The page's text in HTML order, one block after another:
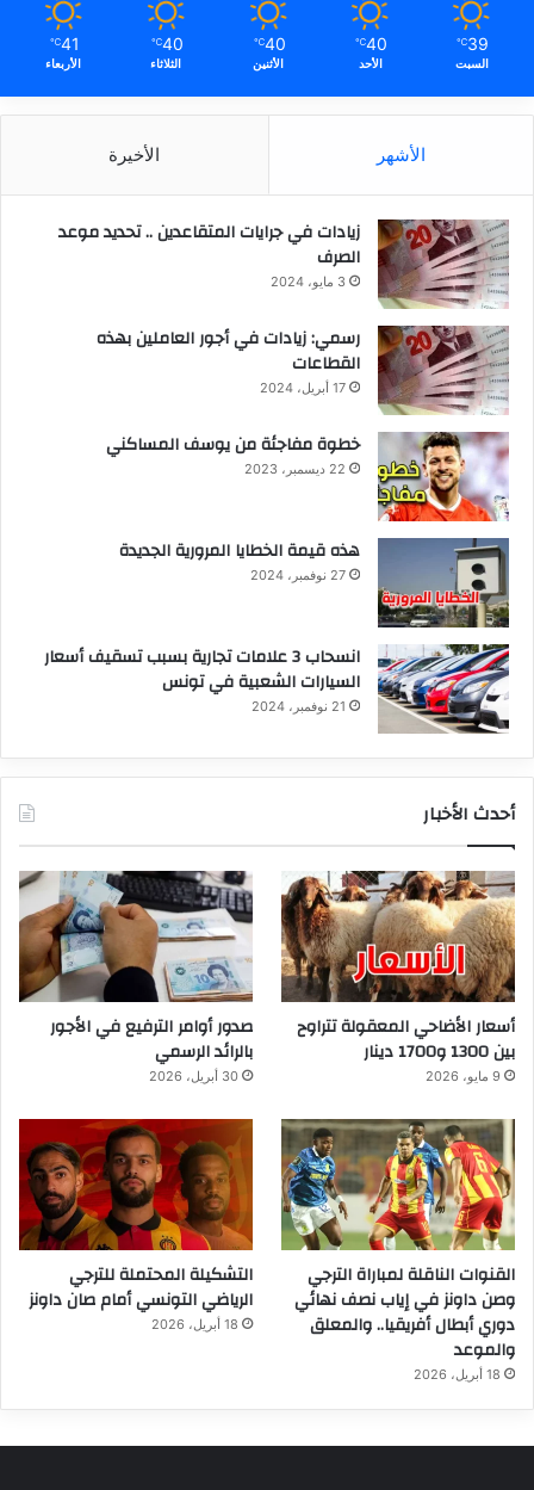
39
℃
السبت
40
℃
الأحد
40
℃
الأثنين
40
℃
الثلاثاء
41
℃
الأربعاء
الأشهر الأخيرة
زيادات في جرايات المتقاعدين .. تحديد موعد
الصرف
3 مايو، 2024
رسمي: زيادات في أجور العاملين بهذه
القطاعات
17 أبريل، 2024
خطوة مفاجئة من يوسف المساكني
22 ديسمبر، 2023
هذه قيمة الخطايا المرورية الجديدة
27 نوفمبر، 2024
انسحاب 3 علامات تجارية بسبب تسقيف أسعار
السيارات الشعبية في تونس
21 نوفمبر، 2024
أحدث الأخبار
أسعار الأضاحي المعقولة تتراوح
بين 1300 و1700 دينار
9 مايو، 2026
صدور أوامر الترفيع في الأجور
بالرائد الرسمي
30 أبريل، 2026
القنوات الناقلة لمباراة الترجي
وصن داونز في إياب نصف نهائي
دوري أبطال أفريقيا.. والمعلق
والموعد
18 أبريل، 2026
التشكيلة المحتملة للترجي
الرياضي التونسي أمام صان داونز
18 أبريل، 2026